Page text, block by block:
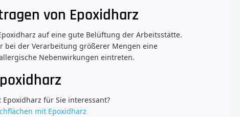
von Epoxidharz
auf eine gute Belüftung der Arbeitsstätte.
bei der Verarbeitung größerer Mengen eine
Nebenwirkungen eintreten.
für Sie interessant?
mit Epoxidharz